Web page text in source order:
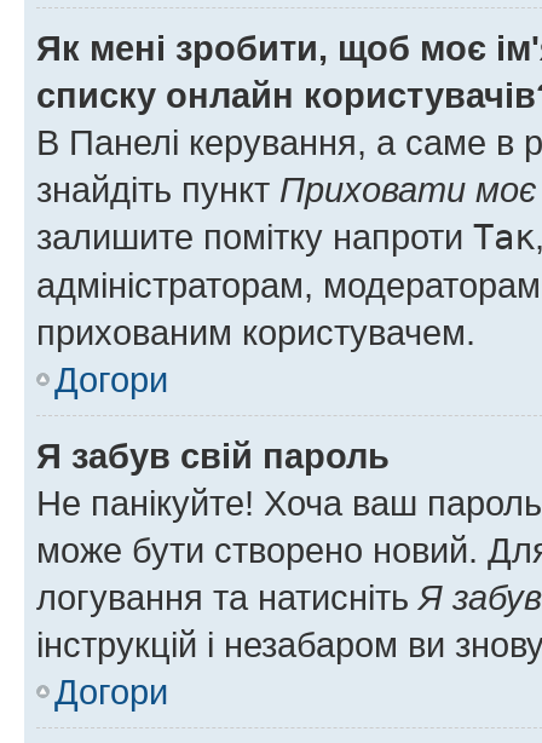
Як мені зробити, щоб моє
списку онлайн
В Панелі керування, а саме в
знайдіть пункт Приховати моє
залишите помітку напроти Так
адміністраторам,
прихованим користувачем.
Догори
Я забув свій пароль
Не панікуйте! Хоча ваш
може бути створено новий.
логування та натисніть Я
інструкцій і незабаром ви
Догори